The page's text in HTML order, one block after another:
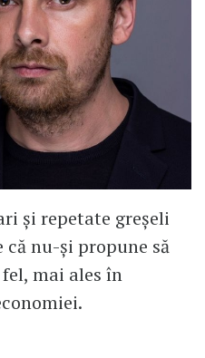
și repetate greșeli
nu-și propune să
mai ales în